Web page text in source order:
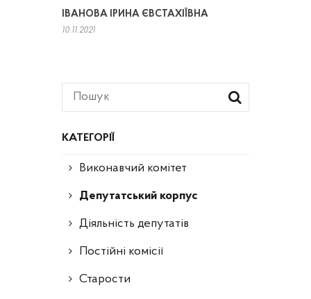
КАТЕГОРІЇ
Виконавчий комітет
Депутатський корпус
Діяльність депутатів
Постійні комісії
Старости
ІВАНОВА ІРИНА ЄВСТАХІЇВНА
10.11.2021